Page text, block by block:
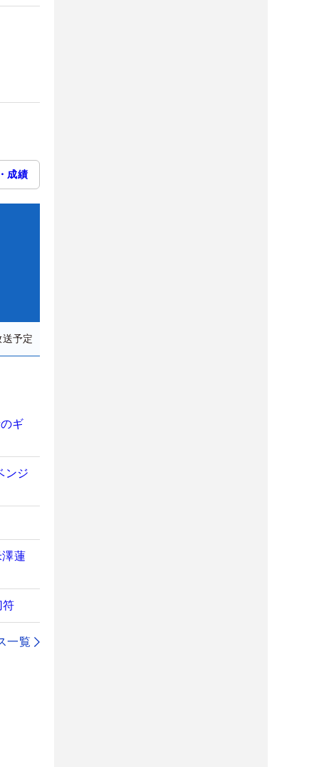
成績
予定
ギ
ンジ
蓮
符
一覧